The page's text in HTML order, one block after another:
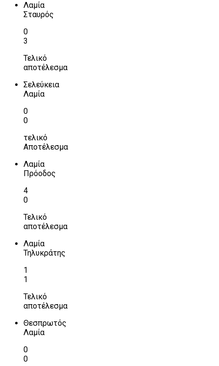
Λαμία
Σταυρός
0
3
Τελικό
αποτέλεσμα
Σελεύκεια
Λαμία
0
0
τελικό
Αποτέλεσμα
Λαμία
Πρόοδος
4
0
Τελικό
αποτέλεσμα
Λαμία
Τηλυκράτης
1
1
Τελικό
αποτέλεσμα
Θεσπρωτός
Λαμία
0
0